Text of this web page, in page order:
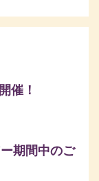
催！
期間中のご